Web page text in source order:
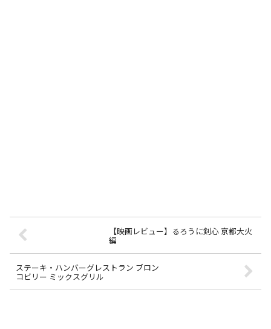
【映画レビュー】るろうに剣心 京都大火
編
ステーキ・ハンバーグレストラン ブロン
コビリー ミックスグリル